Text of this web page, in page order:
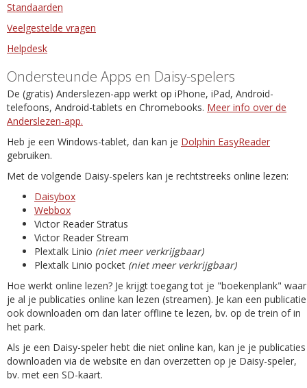
Standaarden
Veelgestelde vragen
Helpdesk
Ondersteunde Apps en Daisy-spelers
De (gratis) Anderslezen-app werkt op iPhone, iPad, Android-
telefoons, Android-tablets en Chromebooks. Meer info over de
Anderslezen-app.
Heb je een Windows-tablet, dan kan je Dolphin EasyReader
gebruiken.
Met de volgende Daisy-spelers kan je rechtstreeks online lezen:
Daisybox
Webbox
Victor Reader Stratus
Victor Reader Stream
Plextalk Linio (niet meer verkrijgbaar)
Plextalk Linio pocket (niet meer verkrijgbaar)
Hoe werkt online lezen? Je krijgt toegang tot je "boekenplank" waar
je al je publicaties online kan lezen (streamen). Je kan een publicatie
ook downloaden om dan later offline te lezen, bv. op de trein of in
het park.
Als je een Daisy-speler hebt die niet online kan, kan je je publicaties
downloaden via de website en dan overzetten op je Daisy-speler,
bv. met een SD-kaart.